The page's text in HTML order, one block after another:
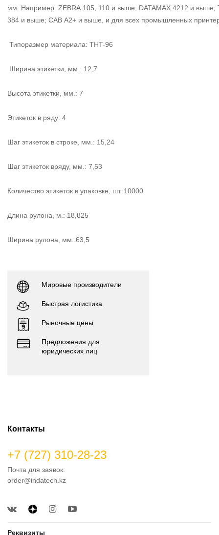
мм. Например: ZEBRA 105, 110 и выше; DATAMAX 4212 и выше;
384 и выше; CAB A2+ и выше, и для всех промышленных
Типоразмер материала: THT-96
Ширина этикетки, мм.: 12,7
Высота этикетки, мм.: 7
Этикеток в ряду: 4
Шаг этикеток в строке, мм.: 15,24
Шаг этикеток вряду, мм.: 7,53
Количество этикеток в упаковке, шт.:10000
Длина рулона, м.: 18,825
Ширина рулона, мм.:63,5
Мировые производители
Быстрая логистика
Рыночные цены
Предложения для
юридических лиц
Контакты
+7 (727) 310-28-23
Почта для заявок:
order@indatech.kz
Реквизиты